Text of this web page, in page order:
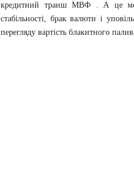
кредитний транш МВФ . А це
стабільності, брак валюти і
перегляду вартість блакитного